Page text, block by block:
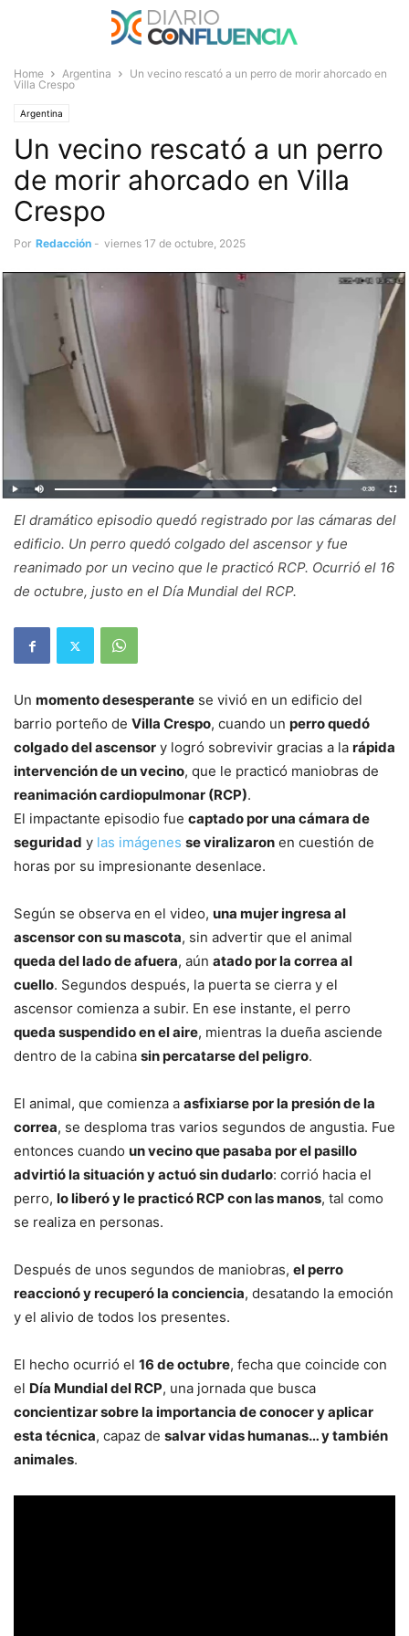
Home Argentina
Un vecino rescató a un perro de morir ahorcado en
Villa Crespo
Argentina
Un vecino rescató a un perro
de morir ahorcado en Villa
Crespo
Por Redacción - viernes 17 de octubre, 2025
El dramático episodio quedó registrado por las cámaras del
edificio. Un perro quedó colgado del ascensor y fue
reanimado por un vecino que le practicó RCP. Ocurrió el 16
de octubre, justo en el Día Mundial del RCP.
Un momento desesperante se vivió en un edificio del
barrio porteño de Villa Crespo, cuando un perro quedó
colgado del ascensor y logró sobrevivir gracias a la rápida
intervención de un vecino, que le practicó maniobras de
reanimación cardiopulmonar (RCP).
El impactante episodio fue captado por una cámara de
seguridad y las imágenes se viralizaron en cuestión de
horas por su impresionante desenlace.
Según se observa en el video, una mujer ingresa al
ascensor con su mascota, sin advertir que el animal
queda del lado de afuera, aún atado por la correa al
cuello. Segundos después, la puerta se cierra y el
ascensor comienza a subir. En ese instante, el perro
queda suspendido en el aire, mientras la dueña asciende
dentro de la cabina sin percatarse del peligro.
El animal, que comienza a asfixiarse por la presión de la
correa, se desploma tras varios segundos de angustia. Fue
entonces cuando un vecino que pasaba por el pasillo
advirtió la situación y actuó sin dudarlo: corrió hacia el
perro, lo liberó y le practicó RCP con las manos, tal como
se realiza en personas.
Después de unos segundos de maniobras, el perro
reaccionó y recuperó la conciencia, desatando la emoción
y el alivio de todos los presentes.
El hecho ocurrió el 16 de octubre, fecha que coincide con
el Día Mundial del RCP, una jornada que busca
concientizar sobre la importancia de conocer y aplicar
esta técnica, capaz de salvar vidas humanas… y también
animales.